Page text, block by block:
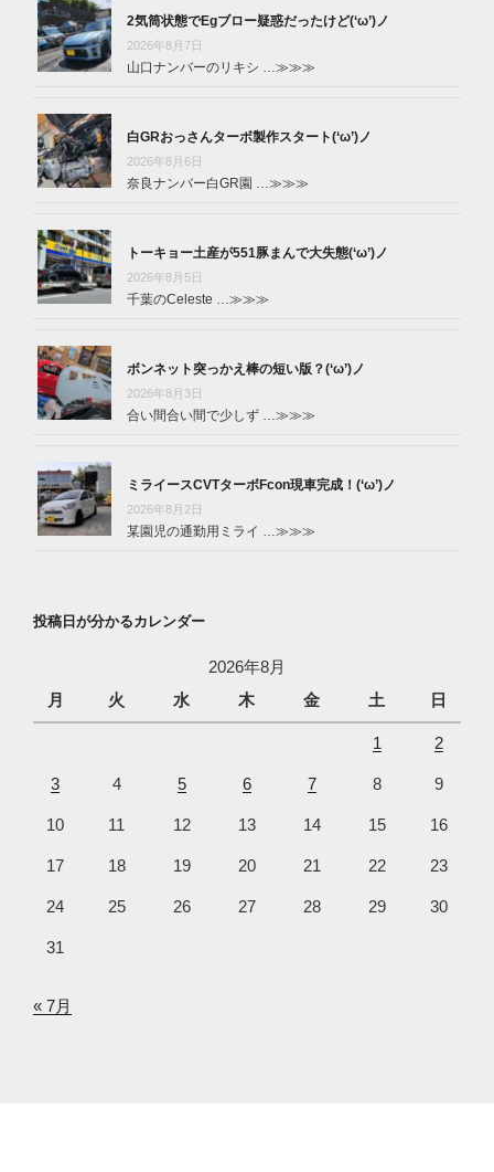
2気筒状態でEgブロー疑惑だったけど(‘ω’)ノ
2026年8月7日
山口ナンバーのリキシ … ≫≫≫
白GRおっさんターボ製作スタート(‘ω’)ノ
2026年8月6日
奈良ナンバー白GR園 … ≫≫≫
トーキョー土産が551豚まんで大失態(‘ω’)ノ
2026年8月5日
千葉のCeleste … ≫≫≫
ボンネット突っかえ棒の短い版？(‘ω’)ノ
2026年8月3日
合い間合い間で少しず … ≫≫≫
ミライースCVTターボFcon現車完成！(‘ω’)ノ
2026年8月2日
某園児の通勤用ミライ … ≫≫≫
投稿日が分かるカレンダー
2026年8月
月
火 水 木 金 土 日
1 2
3 4 5 6 7 8 9
10 11 12 13 14 15 16
17 18 19 20 21 22 23
24 25 26 27 28 29 30
31
« 7月